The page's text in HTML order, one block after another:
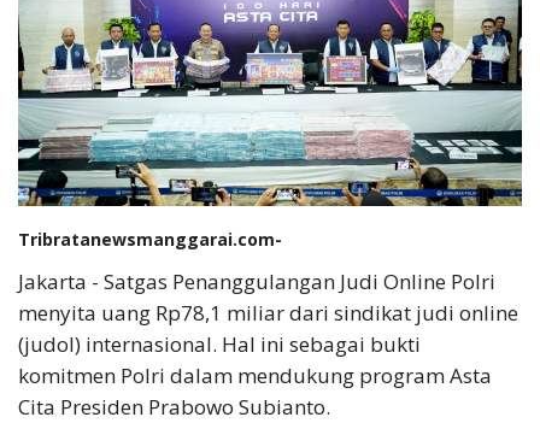
Tribratanewsmanggarai.com-
Jakarta - Satgas Penanggulangan Judi Online Polri
menyita uang Rp78,1 miliar dari sindikat judi online
(judol) internasional. Hal ini sebagai bukti
komitmen Polri dalam mendukung program Asta
Cita Presiden Prabowo Subianto.